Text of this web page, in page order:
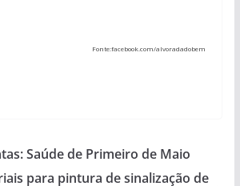
Fonte:facebook.com/alvoradadobem
Saúde de Primeiro de Maio
para pintura de sinalização de